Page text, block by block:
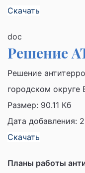
Скачать
doc
Решение
Решение
городском
Размер: 90.11 Кб
Дата добавления:
Скачать
Планы работы